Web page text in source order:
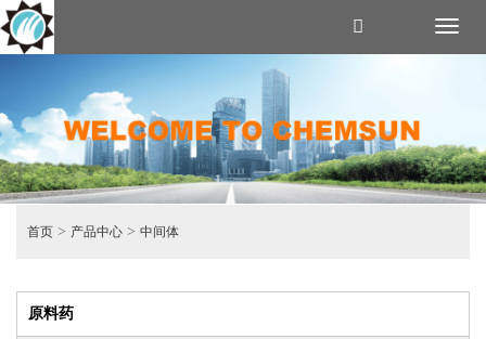
首页 > 产品中心 > 中间体
原料药